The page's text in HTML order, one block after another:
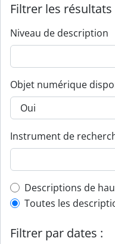
Filtrer les résultats
Niveau de description
Objet numérique
Instrument de
Top-level
Descriptions de
Toutes les
Filtrer par dates :